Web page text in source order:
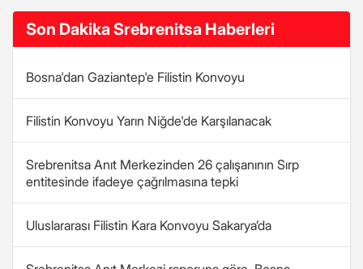
Son Dakika Srebrenitsa Haberleri
Bosna'dan Gaziantep'e Filistin Konvoyu
Filistin Konvoyu Yarın Niğde'de Karşılanacak
Srebrenitsa Anıt Merkezinden 26 çalışanının Sırp
entitesinde ifadeye çağrılmasına tepki
Uluslararası Filistin Kara Konvoyu Sakarya’da